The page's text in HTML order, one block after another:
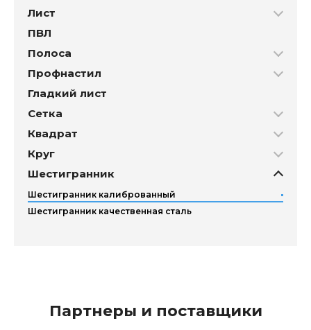
Лист
ПВЛ
Полоса
Профнастил
Гладкий лист
Сетка
Квадрат
Круг
Шестигранник
Шестигранник калиброванный
Шестигранник качественная сталь
Партнеры и поставщики